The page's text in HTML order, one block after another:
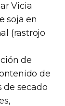
Vicia
soja en
(rastrojo
de
de
de secado